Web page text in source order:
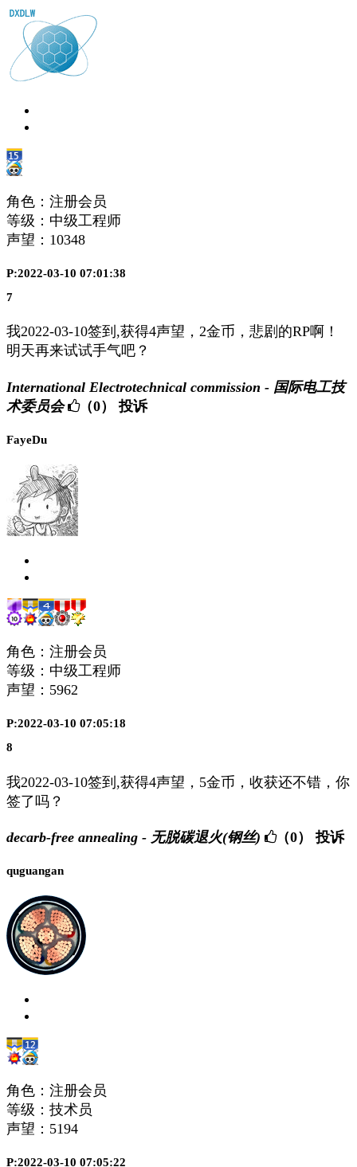
角色：注册会员
等级：中级工程师
声望： 10348
P:2022-03-10 07:01:38
7
我2022-03-10签到,获得4声望，2金币，悲剧的RP啊！
明天再来试试手气吧？
International Electrotechnical commission - 国际电工技
术委员会
（0） 投诉
FayeDu
角色：注册会员
等级：中级工程师
声望： 5962
P:2022-03-10 07:05:18
8
我2022-03-10签到,获得4声望，5金币，收获还不错，你
签了吗？
decarb-free annealing - 无脱碳退火(钢丝) （0） 投诉
quguangan
角色：注册会员
等级：技术员
声望： 5194
P:2022-03-10 07:05:22